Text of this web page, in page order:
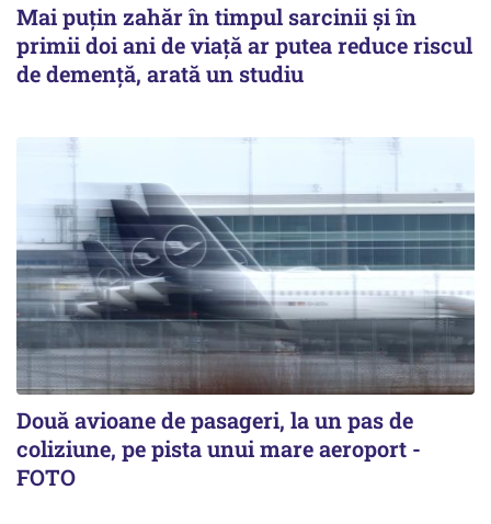
Mai puțin zahăr în timpul sarcinii și în
primii doi ani de viață ar putea reduce riscul
de demență, arată un studiu
Două avioane de pasageri, la un pas de
coliziune, pe pista unui mare aeroport -
FOTO